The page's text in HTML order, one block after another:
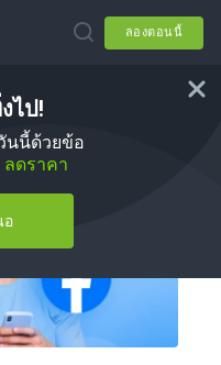
ลองตอนนี้
ไป!
นนี้ด้วยข้อ
ลดราคา
อ